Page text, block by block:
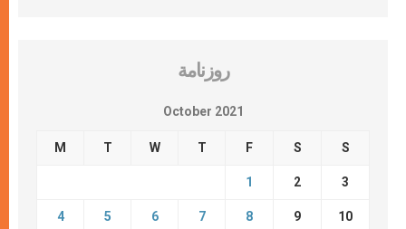
روزنامة
October 2021
M T W T F S S
1 2 3
4 5 6 7 8 9 10